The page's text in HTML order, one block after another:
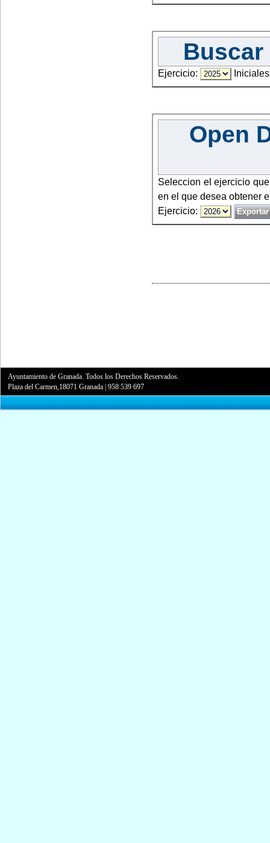
Ejercicio:
Open
Seleccion el ejercicio
en el que desea obtener
Ejercicio:
Ayuntamiento de Granada. Todos los Derechos Reservados.
Plaza del Carmen,18071 Granada |958 539 697